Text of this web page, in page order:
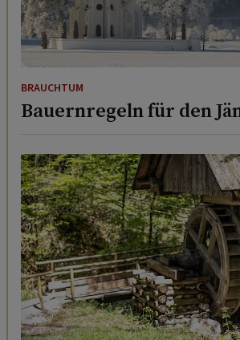
BRAUCHTUM
Bauernregeln für den